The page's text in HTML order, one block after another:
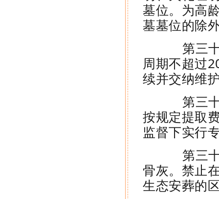
墓位。为高
墓墓位的除
第三十
周期不超过
续并交纳维
第三十
按规定提取
监督下实行
第三十
骨灰。禁止
生态安葬的